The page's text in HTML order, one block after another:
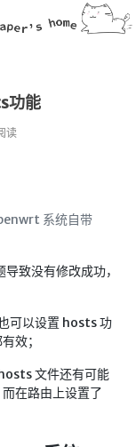
功能
读
系统自带
致没有修改成功，
可以设置 hosts 功
效；
文件还有可能
在路由上设置了